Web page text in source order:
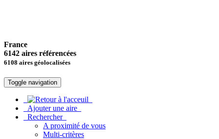
France
6142 aires référencées
6108 aires géolocalisées
Toggle navigation
Ajouter une aire
Rechercher
A proximité de vous
Multi-critères